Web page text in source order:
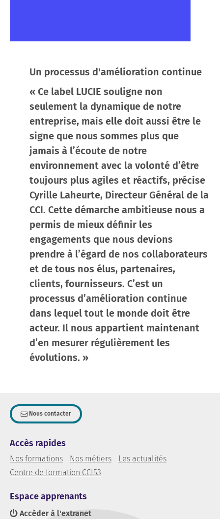
Un processus d'amélioration continue
« Ce label LUCIE souligne non
seulement la dynamique de notre
entreprise, mais elle doit aussi être le
signe que nous sommes plus que
jamais à l’écoute de notre
environnement avec la volonté d’être
toujours plus agiles et réactifs, précise
Cyrille Laheurte, Directeur Général de la
CCI. Cette démarche ambitieuse nous a
permis de mieux définir les
engagements que nous devions
prendre à l’égard de nos collaborateurs
et de tous nos élus, partenaires,
clients, fournisseurs. C’est un
processus d’amélioration continue
dans lequel tout le monde doit être
acteur. Il nous appartient maintenant
d’en mesurer régulièrement les
évolutions. »
Nous contacter
Accès rapides
Nos formations Nos métiers
Les actualités
Centre de formation CCI53
Espace apprenants
Accèder à l'extranet